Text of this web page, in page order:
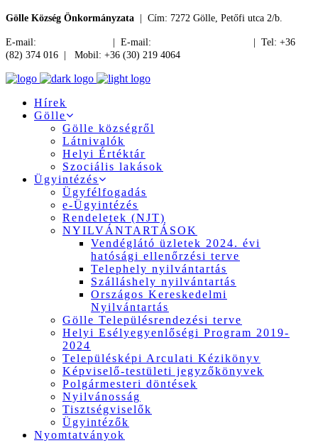
Gölle Község Önkormányzata | Cím: 7272 Gölle, Petőfi utca 2/b.
E-mail: | E-mail:
| Tel: +36
(82) 374 016 | Mobil: +36 (30) 219 4064
Hírek
Gölle
Gölle községről
Látnivalók
Helyi Értéktár
Szociális lakások
Ügyintézés
Ügyfélfogadás
e-Ügyintézés
Rendeletek (NJT)
NYILVÁNTARTÁSOK
Vendéglátó üzletek 2024. évi
hatósági ellenőrzési terve
Telephely nyilvántartás
Szálláshely nyilvántartás
Országos Kereskedelmi
Nyilvántartás
Gölle Településrendezési terve
Helyi Esélyegyenlőségi Program 2019-
2024
Településképi Arculati Kézikönyv
Képviselő-testületi jegyzőkönyvek
Polgármesteri döntések
Nyilvánosság
Tisztségviselők
Ügyintézők
Nyomtatványok